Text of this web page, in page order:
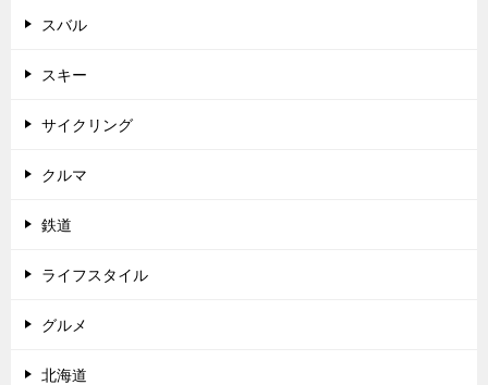
スバル
スキー
サイクリング
クルマ
鉄道
ライフスタイル
グルメ
北海道